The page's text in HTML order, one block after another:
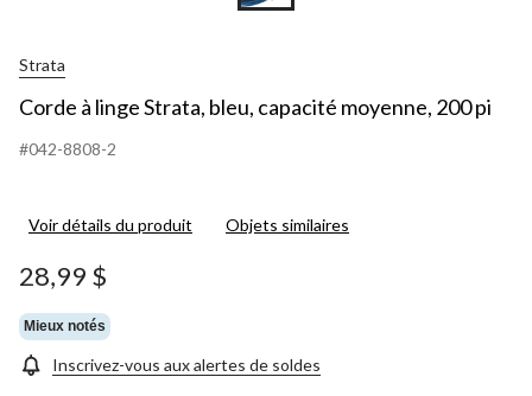
Strata
Corde à linge Strata, bleu, capacité moyenne, 200 pi
#042-8808-2
Voir détails du produit Objets similaires
28,99 $
Mieux notés
Inscrivez-vous aux alertes de soldes